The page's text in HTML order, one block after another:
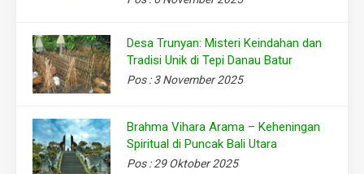
Desa Trunyan: Misteri Keindahan dan
Tradisi Unik di Tepi Danau Batur
Pos : 3 November 2025
Brahma Vihara Arama – Keheningan
Spiritual di Puncak Bali Utara
Pos : 29 Oktober 2025